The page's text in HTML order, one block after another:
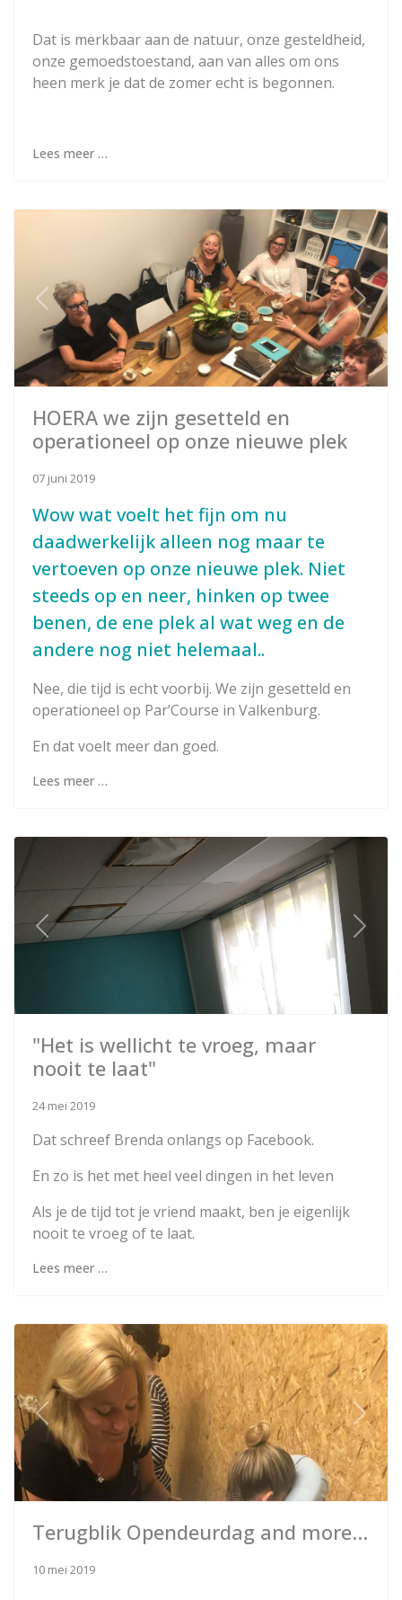
Dat is merkbaar aan de natuur, onze gesteldheid,
onze gemoedstoestand, aan van alles om ons
heen merk je dat de zomer echt is begonnen.
Lees meer …
Previous Next
HOERA we zijn gesetteld en
operationeel op onze nieuwe plek
07 juni 2019
Wow wat voelt het fijn om nu
daadwerkelijk alleen nog maar te
vertoeven op onze nieuwe plek. Niet
steeds op en neer, hinken op twee
benen, de ene plek al wat weg en de
andere nog niet helemaal..
Nee, die tijd is echt voorbij. We zijn gesetteld en
operationeel op Par’Course in Valkenburg.
En dat voelt meer dan goed.
Lees meer …
Previous Next
"Het is wellicht te vroeg, maar
nooit te laat"
24 mei 2019
Dat schreef Brenda onlangs op Facebook.
En zo is het met heel veel dingen in het leven
Als je de tijd tot je vriend maakt, ben je eigenlijk
nooit te vroeg of te laat.
Lees meer …
Previous Next
Terugblik Opendeurdag and more...
10 mei 2019